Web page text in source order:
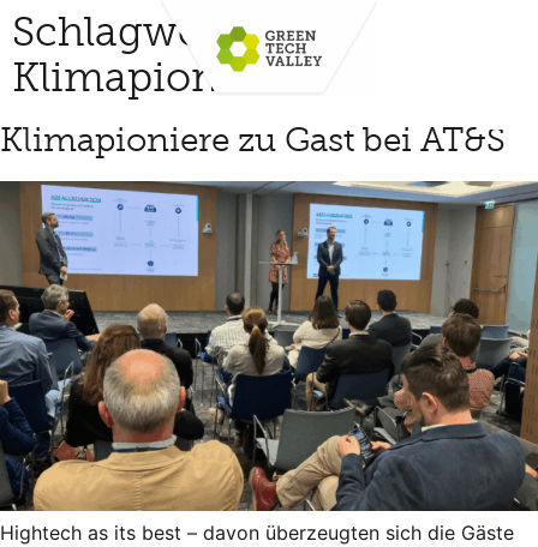
Schlagwort:
Klimapioniere
Klimapioniere zu Gast bei AT&S
Hightech as its best – davon überzeugten sich die Gäste